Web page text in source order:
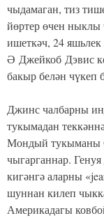
чыдамаган, тиз
йөртер өчен ныклы
ишеткәч, 24
Ә Джейкоб Дэвис
бакыр белән чүкеп
Джинс чалбарны
тукымадан
Мондый тукыманы
чыгарганнар.
кигәнгә аларны
шуннан килеп
Америкадагы